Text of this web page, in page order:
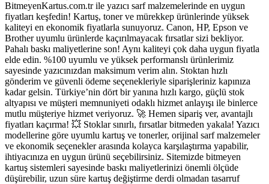
BitmeyenKartus.com.tr ile yazıcı sarf malzemelerinde en uygun
fiyatları keşfedin! Kartuş, toner ve mürekkep ürünlerinde yüksek
kaliteyi en ekonomik fiyatlarla sunuyoruz. Canon, HP, Epson ve
Brother uyumlu ürünlerde kaçırılmayacak fırsatlar sizi bekliyor.
Pahalı baskı maliyetlerine son! Aynı kaliteyi çok daha uygun fiyatla
elde edin. %100 uyumlu ve yüksek performanslı ürünlerimiz
sayesinde yazıcınızdan maksimum verim alın. Stoktan hızlı
gönderim ve güvenli ödeme seçenekleriyle siparişleriniz kapınıza
kadar gelsin. Türkiye’nin dört bir yanına hızlı kargo, güçlü stok
altyapısı ve müşteri memnuniyeti odaklı hizmet anlayışı ile binlerce
mutlu müşteriye hizmet veriyoruz. 🚀 Hemen sipariş ver, avantajlı
fiyatları kaçırma! 💥 Stoklar sınırlı, fırsatlar bitmeden yakala! Yazıcı
modellerine göre uyumlu kartuş ve tonerler, orijinal sarf malzemeler
ve ekonomik seçenekler arasında kolayca karşılaştırma yapabilir,
ihtiyacınıza en uygun ürünü seçebilirsiniz. Sitemizde bitmeyen
kartuş sistemleri sayesinde baskı maliyetlerinizi önemli ölçüde
düşürebilir, uzun süre kartuş değiştirme derdi olmadan tasarruf